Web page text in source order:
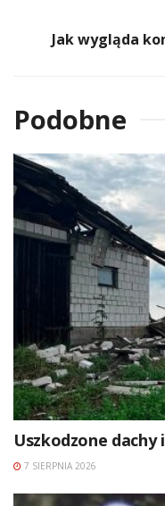
Jak wygląda
Podobne
Uszkodzone dachy
7 SIERPNIA 2026